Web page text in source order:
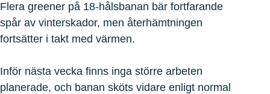
Flera greener på 18-hålsbanan bär fortfarande
spår av vinterskador, men återhämtningen
fortsätter i takt med värmen.
Inför nästa vecka finns inga större arbeten
planerade, och banan sköts vidare enligt normal